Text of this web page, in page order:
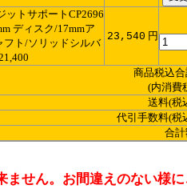
ットサポートCP2696
ディスク/17mmア
フト/ソリッドシルバ
23,540 円
商品税込
(内消費
送料(税
代引手数料(税
合
ません。お間違えのない様